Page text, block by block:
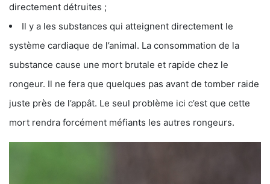
directement détruites ;
Il y a les substances qui atteignent directement le
système cardiaque de l’animal. La consommation de la
substance cause une mort brutale et rapide chez le
rongeur. Il ne fera que quelques pas avant de tomber raide
juste près de l’appât. Le seul problème ici c’est que cette
mort rendra forcément méfiants les autres rongeurs.